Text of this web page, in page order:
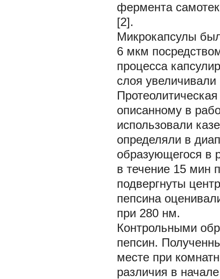
фермента
[2].
Микрокапсулы
6 мкм
процесса
слоя
описанному в
использовали
определяли в
образующегося в
в течение 15 мин
подвергнуты
пепсина
при 280 нм.
Контрольными
пепсин.
месте при
различия в